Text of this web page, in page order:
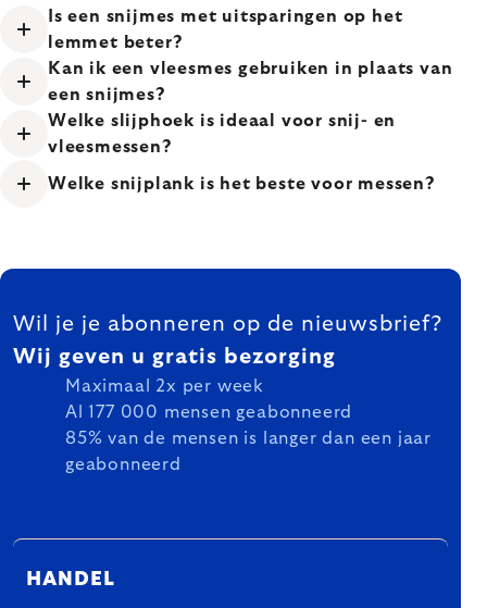
Is een snijmes met uitsparingen op het
lemmet beter?
Kan ik een vleesmes gebruiken in plaats van
een snijmes?
Welke slijphoek is ideaal voor snij- en
vleesmessen?
Welke snijplank is het beste voor messen?
FOOTER
Wil je je abonneren op de nieuwsbrief?
Wij geven u gratis bezorging
Maximaal 2x per week
Al 177 000 mensen geabonneerd
85% van de mensen is langer dan een jaar
geabonneerd
HANDEL